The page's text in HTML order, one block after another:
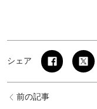
シェア
前の記事